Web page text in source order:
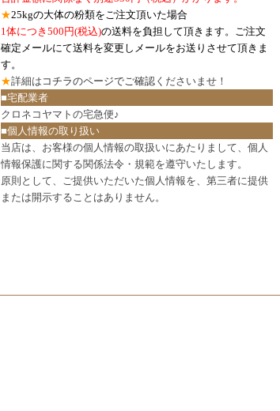
★25kgの大体の粉類をご注文頂いた場合
1体につき500円(税込)の送料を負担して頂きます。ご注文
確定メールにて送料を変更しメールをお送りさせて頂きま
す。
★詳細は コチラのページでご確認 くださいませ！
■宅配業者
クロネコヤマトの宅急便♪
■個人情報の取り扱い
当店は、お客様の個人情報の取扱いにあたりまして、個人
情報保護に関する関係法令・規範を遵守いたします。
原則として、ご提供いただいた個人情報を、第三者に提供
または開示することはありません。